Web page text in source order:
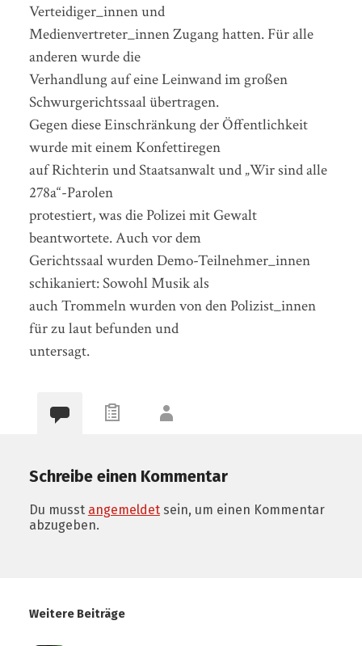
Verteidiger_innen und
Medienvertreter_innen Zugang hatten. Für alle
anderen wurde die
Verhandlung auf eine Leinwand im großen
Schwurgerichtssaal übertragen.
Gegen diese Einschränkung der Öffentlichkeit
wurde mit einem Konfettiregen
auf Richterin und Staatsanwalt und „Wir sind alle
278a“-Parolen
protestiert, was die Polizei mit Gewalt
beantwortete. Auch vor dem
Gerichtssaal wurden Demo-Teilnehmer_innen
schikaniert: Sowohl Musik als
auch Trommeln wurden von den Polizist_innen
für zu laut befunden und
untersagt.
Schreibe einen Kommentar
Du musst angemeldetsein, um einen Kommentar
abzugeben.
Weitere Beiträge